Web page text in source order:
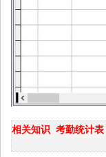
相关知识 考勤统计表